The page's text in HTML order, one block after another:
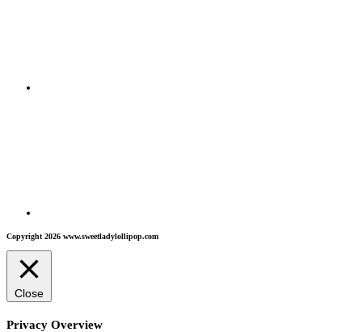
Copyright 2026 www.sweetladylollipop.com
Close
Privacy Overview